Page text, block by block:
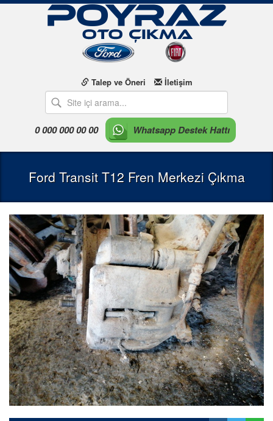
Talep ve Öneri İletişim
0 000 000 00 00 Whatsapp Destek Hattı
Ford Transit T12 Fren Merkezi Çıkma